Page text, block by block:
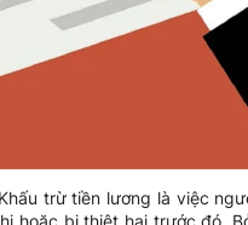
trừ tiền lương là việc